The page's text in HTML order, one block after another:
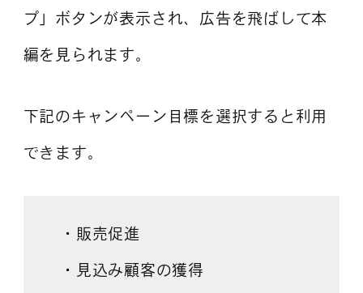
プ」ボタンが表示され、広告を飛ばして本
編を見られます。
下記のキャンペーン目標を選択すると利用
できます。
・販売促進
・見込み顧客の獲得